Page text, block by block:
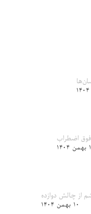
اضطراب
از چالش دوازده
۱۰ بهمن ۱۴۰۴